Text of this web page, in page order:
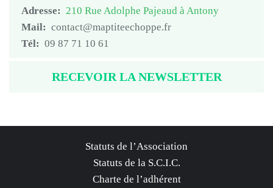
Adresse: 210 Rue Adolphe Pajeaud à Antony
Mail: contact@maptiteechoppe.fr
Tél: 09 87 71 10 61
RECEVOIR LA NEWSLETTER
Statuts de l’Association
Statuts de la S.C.I.C.
Charte de l’adhérent